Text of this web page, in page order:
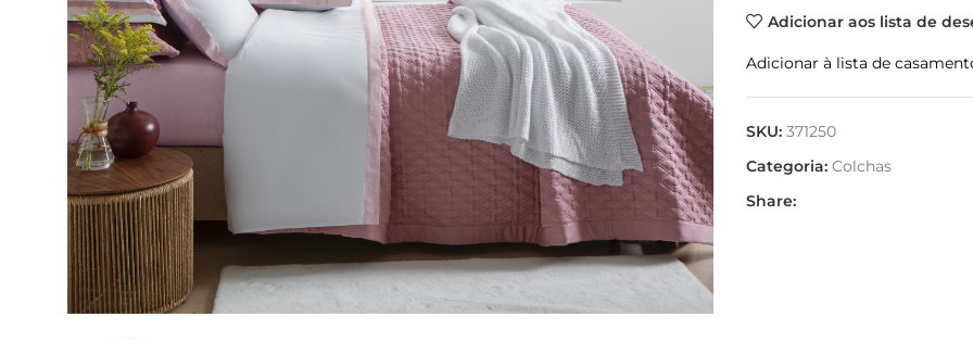
Adicionar aos lista de
Adicionar à lista de
SKU: 371250
Categoria: Colchas
Share: